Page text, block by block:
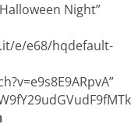
Night”
e/e68/hqdefault-